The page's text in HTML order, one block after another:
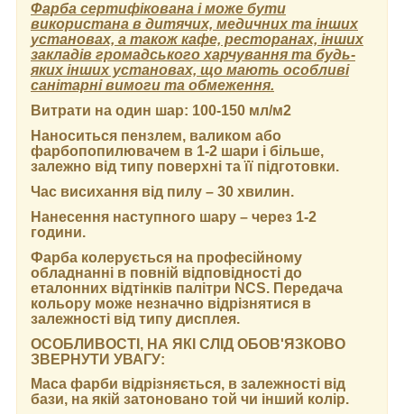
Фарба сертифікована і може бути
використана в дитячих, медичних та інших
установах, а також кафе, ресторанах, інших
закладів громадського харчування та будь-
яких інших установах, що мають особливі
санітарні вимоги та обмеження.
Витрати на один шар: 100-150 мл/м2
Наноситься пензлем, валиком або
фарбопопилювачем в 1-2 шари і більше,
залежно від типу поверхні та її підготовки.
Час висихання від пилу – 30 хвилин.
Нанесення наступного шару – через 1-2
години.
Фарба колерується на професійному
обладнанні в повній відповідності до
еталонних відтінків палітри NCS. Передача
кольору може незначно відрізнятися в
залежності від типу дисплея.
ОСОБЛИВОСТІ, НА ЯКІ СЛІД ОБОВ'ЯЗКОВО
ЗВЕРНУТИ УВАГУ:
Маса фарби відрізняється, в залежності від
бази, на якій затоновано той чи інший колір.